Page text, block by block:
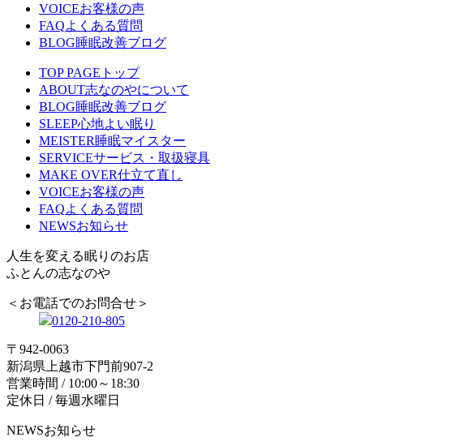
VOICEお客様の声
FAQよくある質問
BLOG睡眠改善ブログ
TOP PAGE トップ
ABOUT志なのやについて
BLOG睡眠改善ブログ
SLEEP心地よい眠り
MEISTER睡眠マイスター
SERVICEサービス・取扱寝具
MAKE OVER仕立て直し
VOICEお客様の声
FAQよくある質問
NEWSお知らせ
人生を変える眠りのお店
ふとんの志なのや
＜お電話でのお問合せ＞
0120-210-805
〒942-0063
新潟県上越市下門前907-2
営業時間 / 10:00～18:30
定休日 / 毎週水曜日
NEWSお知らせ